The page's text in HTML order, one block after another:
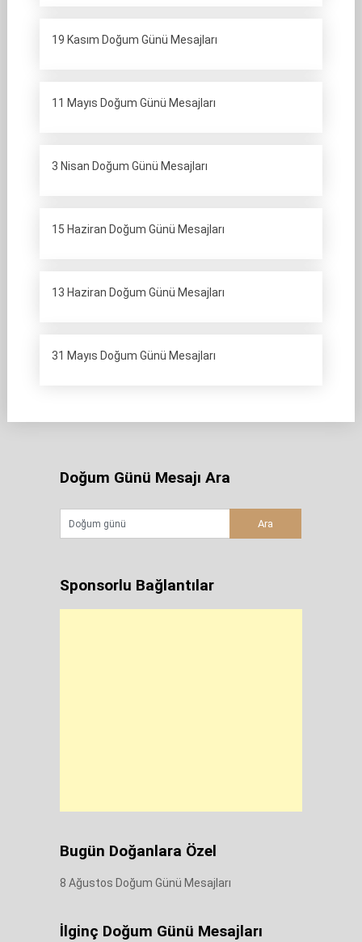
19 Kasım Doğum Günü Mesajları
11 Mayıs Doğum Günü Mesajları
3 Nisan Doğum Günü Mesajları
15 Haziran Doğum Günü Mesajları
13 Haziran Doğum Günü Mesajları
31 Mayıs Doğum Günü Mesajları
Doğum Günü Mesajı Ara
Sponsorlu Bağlantılar
Bugün Doğanlara Özel
8 Ağustos Doğum Günü Mesajları
İlginç Doğum Günü Mesajları